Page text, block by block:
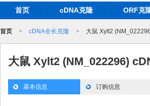
首页 cDNA克隆 ORF克
首页 > cDNA全长克隆 > 大鼠 Xylt2
大鼠 Xylt2 (NM_022296)
基本信息 订购信息